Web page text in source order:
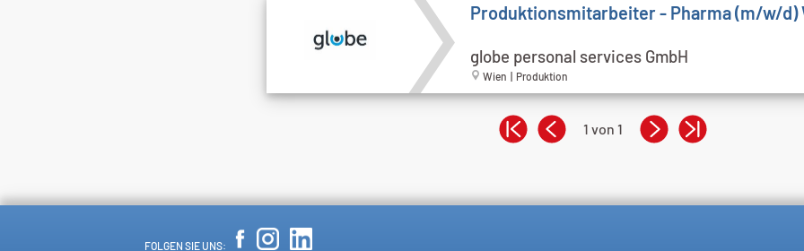
Produktionsmitarbeiter - Pharma (m/w/d)
globe personal services GmbH
Wien | Produktion
1 von 1
FOLGEN SIE UNS: